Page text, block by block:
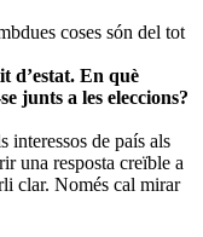
coses són del tot
d’estat. En què
junts a les eleccions?
interessos de país als
una resposta creïble a
clar. Només cal mirar